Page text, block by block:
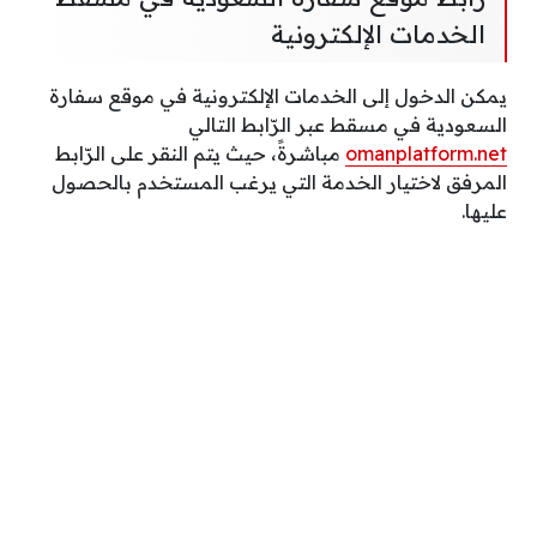
الخدمات الإلكترونية
يمكن الدخول إلى الخدمات الإلكترونية في موقع سفارة
السعودية في مسقط عبر الرّابط التالي
omanplatform.net مباشرةً، حيث يتم النقر على الرّابط
المرفق لاختيار الخدمة التي يرغب المستخدم بالحصول
عليها.